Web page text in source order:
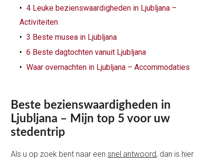
4 Leuke bezienswaardigheden in Ljubljana –
Activiteiten
3 Beste musea in Ljubljana
6 Beste dagtochten vanuit Ljubljana
Waar overnachten in Ljubljana – Accommodaties
Beste bezienswaardigheden in
Ljubljana – Mijn top 5 voor uw
stedentrip
Als u op zoek bent naar eensnel antwoord, dan is hier